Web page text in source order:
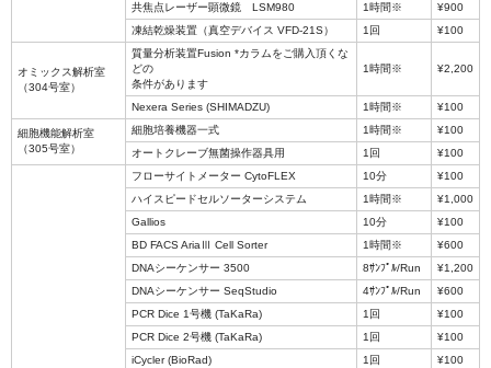
共焦点レーザー顕微鏡 LSM980
1時間※
¥900
凍結乾燥装置（真空デバイス VFD-21S）
1回 ¥100
オミックス解析室
（304号室）
質量分析装置Fusion *カラムをご購入頂くな
どの
条件があります
1時間※ ¥2,200
Nexera Series (SHIMADZU) 1時間※ ¥100
細胞機能解析室
（305号室）
細胞培養機器一式 1時間※
¥100
オートクレーブ無菌操作器具用
1回 ¥100
フローサイトメーター CytoFLEX 10分
¥100
ハイスピードセルソーターシステム
1時間※
¥1,000
Gallios
10分
¥100
BD FACS AriaⅢ Cell Sorter
1時間※
¥600
DNAシーケンサー 3500
8ｻﾝﾌﾟﾙ/Run
¥1,200
DNAシーケンサー SeqStudio
4ｻﾝﾌﾟﾙ/Run
¥600
PCR Dice 1号機 (TaKaRa)
1回
¥100
PCR Dice 2号機 (TaKaRa)
1回
¥100
iCycler (BioRad)
1回
¥100